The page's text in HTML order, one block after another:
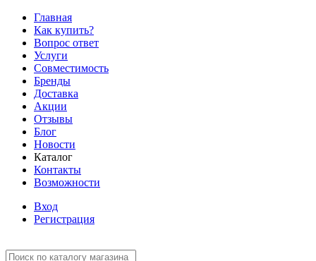
Главная
Как купить?
Вопрос ответ
Услуги
Совместимость
Бренды
Доставка
Акции
Отзывы
Блог
Новости
Каталог
Контакты
Возможности
Вход
Регистрация